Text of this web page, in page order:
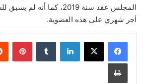
المجلس عقد سنة 2019، كما
أجر شهري على هذه العضوية.
لينكدإن
طباعة